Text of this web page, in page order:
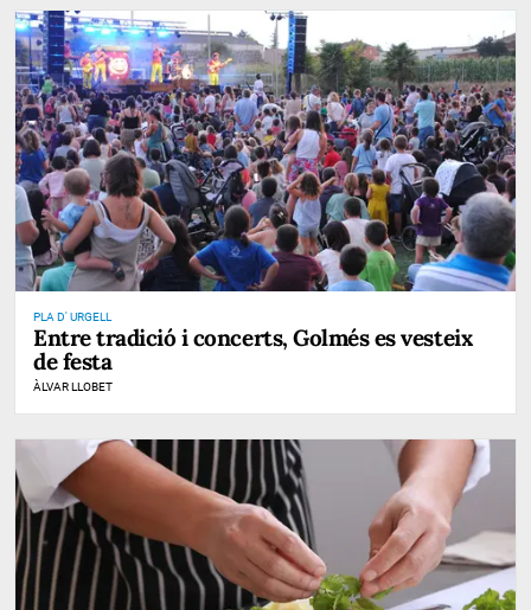
PLA D' URGELL
Entre tradició i concerts, Golmés es vesteix
de festa
ÀLVAR LLOBET